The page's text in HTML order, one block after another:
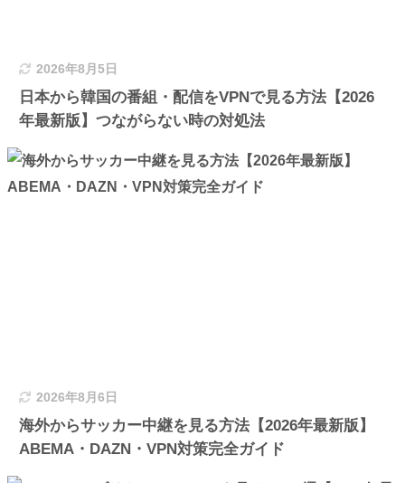
2026年8月5日
日本から韓国の番組・配信をVPNで見る方法【2026
年最新版】つながらない時の対処法
2026年8月6日
海外からサッカー中継を見る方法【2026年最新版】
ABEMA・DAZN・VPN対策完全ガイド